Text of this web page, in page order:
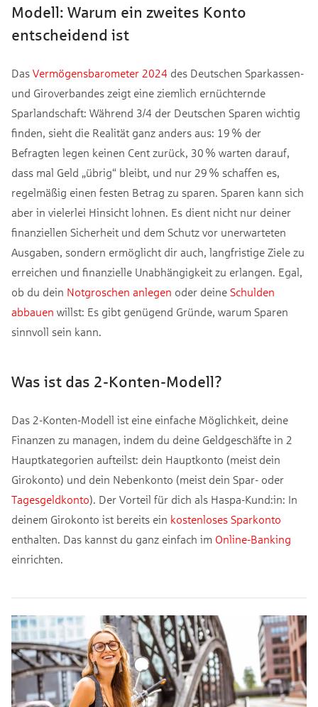
Modell: Warum ein zweites Konto
entscheidend ist
Das Vermögensbarometer 2024 des Deutschen Sparkassen-
und Giroverbandes zeigt eine ziemlich ernüchternde
Sparlandschaft: Während 3/4 der Deutschen Sparen wichtig
finden, sieht die Realität ganz anders aus: 19 % der
Befragten legen keinen Cent zurück, 30 % warten darauf,
dass mal Geld „übrig“ bleibt, und nur 29 % schaffen es,
regelmäßig einen festen Betrag zu sparen. Sparen kann sich
aber in vielerlei Hinsicht lohnen. Es dient nicht nur deiner
finanziellen Sicherheit und dem Schutz vor unerwarteten
Ausgaben, sondern ermöglicht dir auch, langfristige Ziele zu
erreichen und finanzielle Unabhängigkeit zu erlangen. Egal,
ob du dein Notgroschen anlegen oder deine Schulden
abbauen willst: Es gibt genügend Gründe, warum Sparen
sinnvoll sein kann.
Was ist das 2-Konten-Modell?
Das 2-Konten-Modell ist eine einfache Möglichkeit, deine
Finanzen zu managen, indem du deine Geldgeschäfte in 2
Hauptkategorien aufteilst: dein Hauptkonto (meist dein
Girokonto) und dein Nebenkonto (meist dein Spar- oder
Tagesgeldkonto). Der Vorteil für dich als Haspa-Kund:in: In
deinem Girokonto ist bereits ein kostenloses Sparkonto
enthalten. Das kannst du ganz einfach im Online-Banking
einrichten.